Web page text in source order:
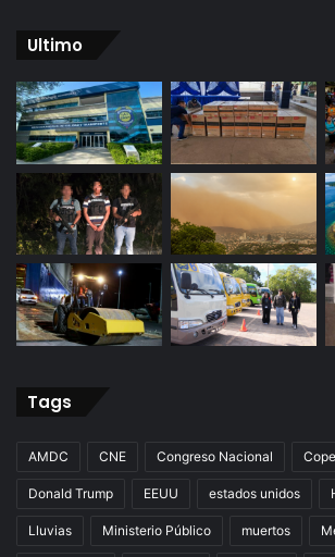
Ultimo
Tags
AMDC CNE Congreso Nacional
Donald Trump EEUU estados unidos
Lluvias Ministerio Público muertos